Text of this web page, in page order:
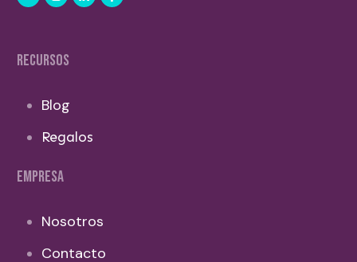
RECURSOS
Blog
Regalos
EMPRESA
Nosotros
Contacto